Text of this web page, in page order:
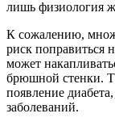
лишь физиология
К сожалению,
риск поправиться
может
брюшной стенки.
появление
заболеваний.